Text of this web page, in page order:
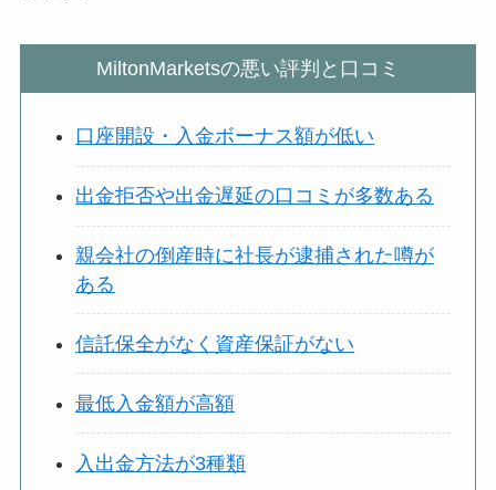
MiltonMarketsの悪い評判と口コミ
口座開設・入金ボーナス額が低い
出金拒否や出金遅延の口コミが多数ある
親会社の倒産時に社長が逮捕された噂が
ある
信託保全がなく資産保証がない
最低入金額が高額
入出金方法が3種類